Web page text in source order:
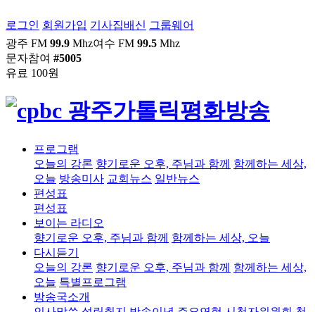
로그인 회원가입 기사집배신 그룹웨어
광주 FM 99.9 Mhz여수 FM 99.5 Mhz
문자참여 #5005
유료 100원
프로그램
오늘의 강론 향기로운 오후, 주님과 함께 함께하는 세상,
오늘 방송미사 교회뉴스 일반뉴스
편성표
편성표
보이는 라디오
향기로운 오후, 주님과 함께 함께하는 세상, 오늘
다시듣기
오늘의 강론 향기로운 오후, 주님과 함께 함께하는 세상,
오늘 특별프로그램
방송국소개